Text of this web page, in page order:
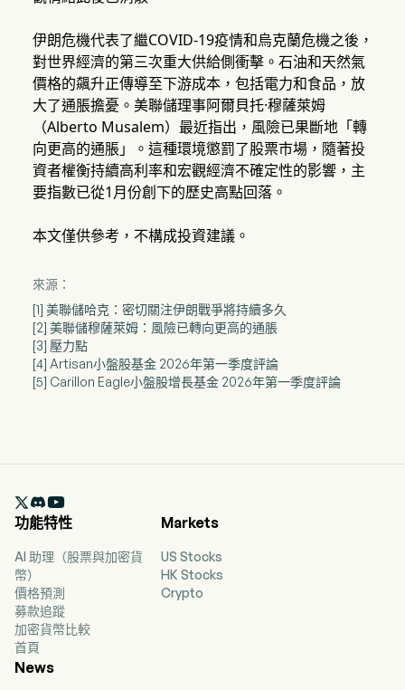
伊朗危機代表了繼COVID-19疫情和烏克蘭危機之後，
對世界經濟的第三次重大供給側衝擊。石油和天然氣
價格的飆升正傳導至下游成本，包括電力和食品，放
大了通脹擔憂。美聯儲理事阿爾貝托·穆薩萊姆
（Alberto Musalem）最近指出，風險已果斷地「轉
向更高的通脹」。這種環境懲罰了股票市場，隨著投
資者權衡持續高利率和宏觀經濟不確定性的影響，主
要指數已從1月份創下的歷史高點回落。
本文僅供參考，不構成投資建議。
來源：
[1] 美聯儲哈克：密切關注伊朗戰爭將持續多久
[2] 美聯儲穆薩萊姆：風險已轉向更高的通脹
[3] 壓力點
[4] Artisan小盤股基金 2026年第一季度評論
[5] Carillon Eagle小盤股增長基金 2026年第一季度評論

功能特性
AI 助理（股票與加密貨
幣）
價格預測
募款追蹤
加密貨幣比較
首頁
Markets
US Stocks
HK Stocks
Crypto
News